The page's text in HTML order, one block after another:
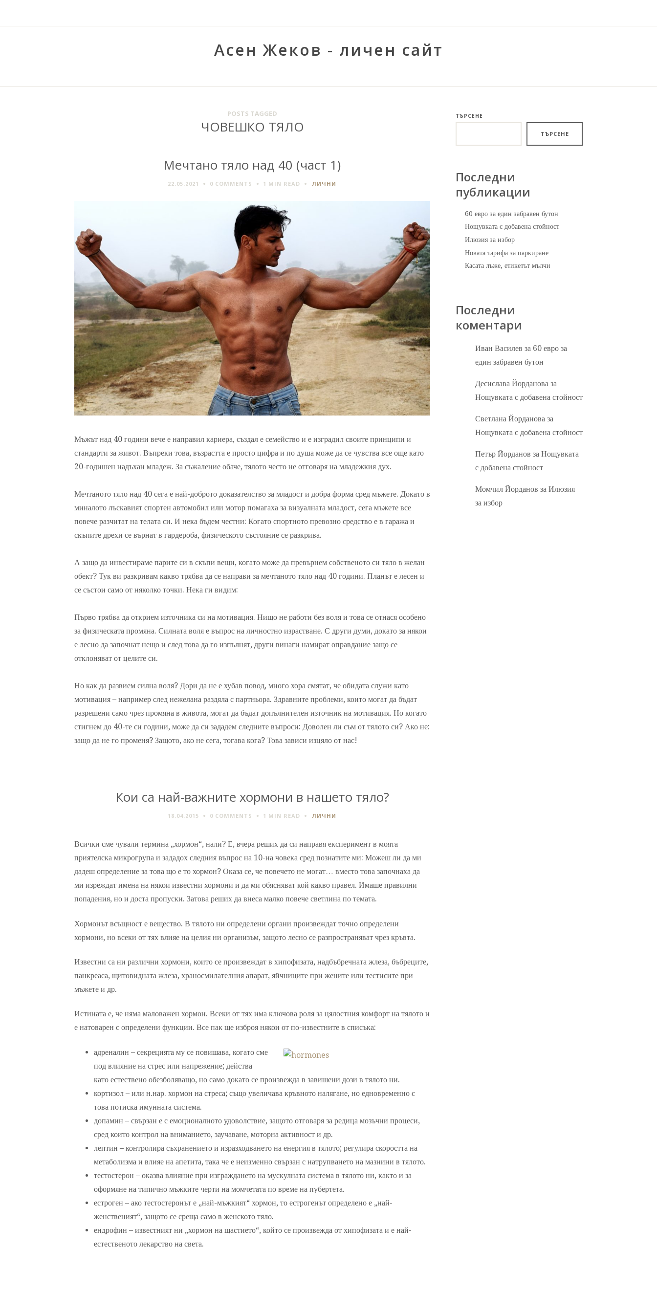
Асен Жеков - личен сайт
POSTS TAGGED
ЧОВЕШКО ТЯЛО
Мечтано тяло над 40 (част 1)
22.05.2021 0 COMMENTS 1 MIN READ ЛИЧНИ
Мъжът над 40 години вече е направил кариера, създал е семейство и е изградил своите принципи и
стандарти за живот. Въпреки това, възрастта е просто цифра и по душа може да се чувства все още като
20-годишен надъхан младеж. За съжаление обаче, тялото често не отговаря на младежкия дух.
Мечтаното тяло над 40 сега е най-доброто доказателство за младост и добра форма сред мъжете. Докато в
миналото лъскавият спортен автомобил или мотор помагаха за визуалната младост, сега мъжете все
повече разчитат на телата си. И нека бъдем честни: Когато спортното превозно средство е в гаража и
скъпите дрехи се върнат в гардероба, физическото състояние се разкрива.
А защо да инвестираме парите си в скъпи вещи, когато може да превърнем собственото си тяло в желан
обект? Тук ви разкривам какво трябва да се направи за мечтаното тяло над 40 години. Планът е лесен и
се състои само от няколко точки. Нека ги видим:
Първо трябва да открием източника си на мотивация. Нищо не работи без воля и това се отнася особено
за физическата промяна. Силната воля е въпрос на личностно израстване. С други думи, докато за някои
е лесно да започнат нещо и след това да го изпълнят, други винаги намират оправдание защо се
отклоняват от целите си.
Но как да развием силна воля? Дори да не е хубав повод, много хора смятат, че обидата служи като
мотивация – например след нежелана раздяла с партньора. Здравните проблеми, които могат да бъдат
разрешени само чрез промяна в живота, могат да бъдат допълнителен източник на мотивация. Но когато
стигнем до 40-те си години, може да си зададем следните въпроси: Доволен ли съм от тялото си? Ако не:
защо да не го променя? Защото, ако не сега, тогава кога? Това зависи изцяло от нас!
Кои са най-важните хормони в нашето тяло?
18.04.2015 0 COMMENTS 1 MIN READ ЛИЧНИ
Всички сме чували термина „хормон“, нали? Е, вчера реших да си направя експеримент в моята
приятелска микрогрупа и зададох следния въпрос на 10-на човека сред познатите ми: Можеш ли да ми
дадеш определение за това що е то хормон? Оказа се, че повечето не могат… вместо това започнаха да
ми изреждат имена на някои известни хормони и да ми обясняват кой какво правел. Имаше правилни
попадения, но и доста пропуски. Затова реших да внеса малко повече светлина по темата.
Хормонът всъщност е вещество. В тялото ни определени органи произвеждат точно определени
хормони, но всеки от тях влияе на целия ни организъм, защото лесно се разпространяват чрез кръвта.
Известни са ни различни хормони, които се произвеждат в хипофизата, надбъбречната жлеза, бъбреците,
панкреаса, щитовидната жлеза, храносмилателния апарат, яйчниците при жените или тестисите при
мъжете и др.
Истината е, че няма маловажен хормон. Всеки от тях има ключова роля за цялостния комфорт на тялото и
е натоварен с определени функции. Все пак ще изброя някои от по-известните в списъка:
адреналин – секрецията му се повишава, когато сме
под влияние на стрес или напрежение; действа
като естествено обезболяващо, но само докато се произвежда в завишени дози в тялото ни.
кортизол – или н.нар. хормон на стреса; също увеличава кръвното налягане, но едновременно с
това потиска имунната система.
допамин – свързан е с емоционалното удоволствие, защото отговаря за редица мозъчни процеси,
сред които контрол на вниманието, заучаване, моторна активност и др.
лептин – контролира съхранението и изразходването на енергия в тялото; регулира скоростта на
метаболизма и влияе на апетита, така че е неизменно свързан с натрупването на мазнини в тялото.
тестостерон – оказва влияние при изграждането на мускулната система в тялото ни, както и за
оформяне на типично мъжките черти на момчетата по време на пубертета.
естроген – ако тестостеронът е „най-мъжкият“ хормон, то естрогенът определено е „най-
женственият“, защото се среща само в женското тяло.
ендрофин – известният ни „хормон на щастието“, който се произвежда от хипофизата и е най-
естественото лекарство на света.
ТЪРСЕНЕ
ТЪРСЕНЕ
Последни
публикации
60 евро за един забравен бутон
Нощувката с добавена стойност
Илюзия за избор
Новата тарифа за паркиране
Касата лъже, етикетът мълчи
Последни
коментари
Иван Василев за 60 евро за
един забравен бутон
Десислава Йорданова за
Нощувката с добавена стойност
Светлана Йорданова за
Нощувката с добавена стойност
Петър Йорданов за Нощувката
с добавена стойност
Момчил Йорданов за Илюзия
за избор